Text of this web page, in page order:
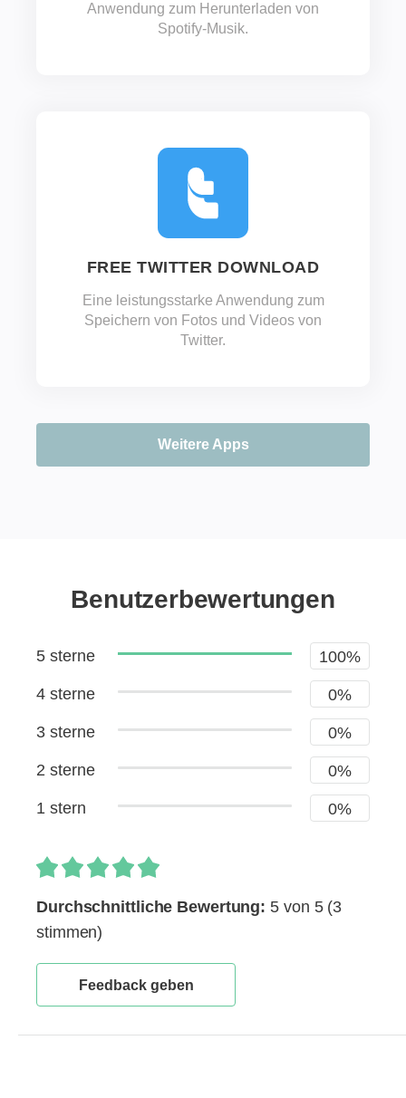
Anwendung zum Herunterladen von
Spotify-Musik.
FREE TWITTER DOWNLOAD
Eine leistungsstarke Anwendung zum
Speichern von Fotos und Videos von
Twitter.
Weitere Apps
Benutzerbewertungen
5 sterne 100%
4 sterne 0%
3 sterne 0%
2 sterne 0%
1 stern 0%
Durchschnittliche Bewertung: 5 von 5 (3
stimmen)
Feedback geben